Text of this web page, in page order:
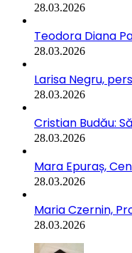
28.03.2026
Teodora Diana
28.03.2026
Larisa Negru,
28.03.2026
Cristian Budău:
28.03.2026
Mara Epuraș,
28.03.2026
Maria Czernin,
28.03.2026